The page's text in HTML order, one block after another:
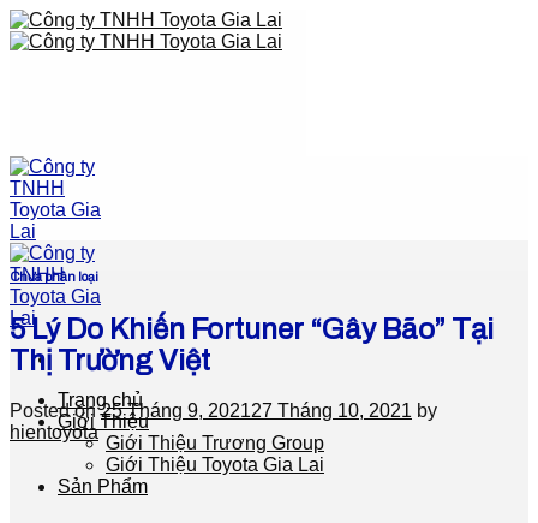
Skip
to
Trang chủ
Giới Thiệu
Giới Thiệu Trương Group
Giới Thiệu Toyota Gia Lai
Sản Phẩm
Chưa phân loại
5 Lý Do Khiến Fortuner “Gây Bão” Tại
Thị Trường Việt
Posted on25 Tháng 9, 202127 Tháng 10, 2021 by
hientoyota